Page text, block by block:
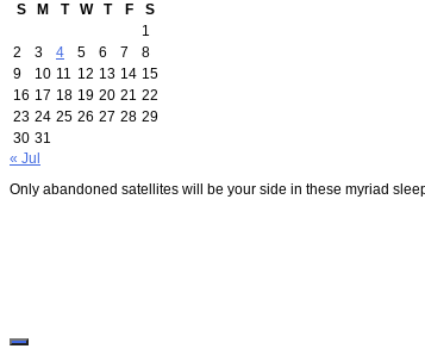
S
M T W T F
S
1
2
3 4 5 6 7
8
9
10 11 12 13 14 15
16 17 18 19 20 21 22
23 24 25 26 27 28 29
30 31
« Jul
Only abandoned satellites will be your side in these myriad